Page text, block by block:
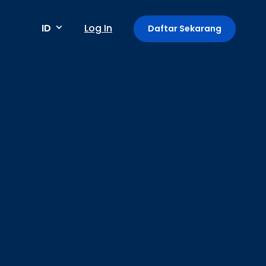
ID Log In Daftar Sekarang